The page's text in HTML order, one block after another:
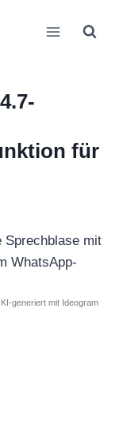
für
generiert mit Ideogram